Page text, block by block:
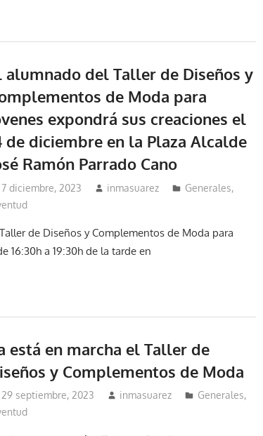
alumnado del Taller de Diseños y
de Moda para
expondrá sus creaciones el
de diciembre en la Plaza Alcalde
Ramón Parrado Cano
7 diciembre, 2023 inmasuarez Generales,
de Diseños y Complementos de Moda para
16:30h a 19:30h de la tarde en
está en marcha el Taller de
y Complementos de Moda
29 septiembre, 2023 inmasuarez Generales,